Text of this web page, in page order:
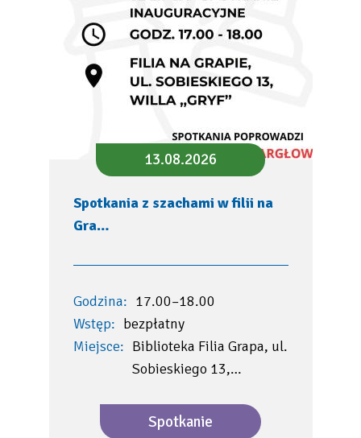
13.08.2026
Spotkania z szachami w filii na
Gra…
Godzina: 17.00–18.00
Wstęp: bezpłatny
Miejsce: Biblioteka Filia Grapa, ul.
Sobieskiego 13,…
Spotkanie